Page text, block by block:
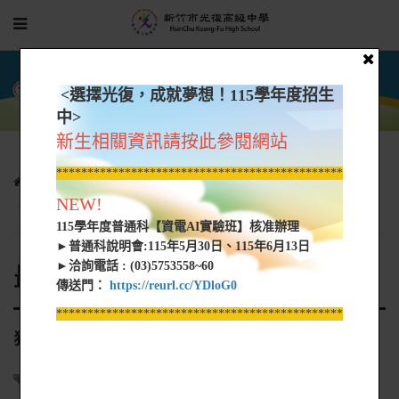
相關連結
最新公告
狂賀~國中部115國中教育會考表現亮眼~
最新公告
狂賀~國中部115國中教育會考表現亮眼~
<選擇光復，成就夢想！115學年度招生
中>
新生相關資訊請按此參閱網站
*****************************************************
NEW!
115學年度普通科【資電AI實驗班】核准辦理
►普通科說明會:115年5月30日、115年6月13日
►洽詢電話 : (03)5753558~60
傳送門： https://reurl.cc/YDloG0
*****************************************************